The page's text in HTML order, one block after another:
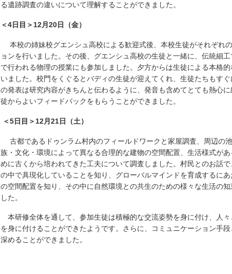
る遺跡調査の違いについて理解することができました。
＜4日目＞12月20日（金）
本校の姉妹校グエンシュ高校による歓迎式後、本校生徒がそれぞれ
ョンを行いました。その後、グエンシュ高校の生徒と一緒に、伝統細
で行われる物理の授業にも参加しました。夕方からは生徒による本格
いました。校門をくぐるとバディの生徒が迎えてくれ、生徒たちもす
の発表は研究内容がきちんと伝わるように、発音も含めてとても熱心
徒からよいフィードバックをもらうことができました。
＜5日目＞12月21日（土）
古都であるドゥンラム村内のフィールドワークと家屋調査、周辺の
族・文化・環境によって異なる合理的な建物の空間配置、生活様式が
めに古くから培われてきた工夫について調査しました。村民とのお話
の中で具現化していることを知り、グローバルマインドを育成するに
の空間配置を知り、その中に自然環境との共生のための様々な生活の
した。
本研修全体を通して、参加生徒は積極的な交流姿勢を身に付け、人
を身に付けることができたようです。さらに、コミュニケーション手
深めることができました。